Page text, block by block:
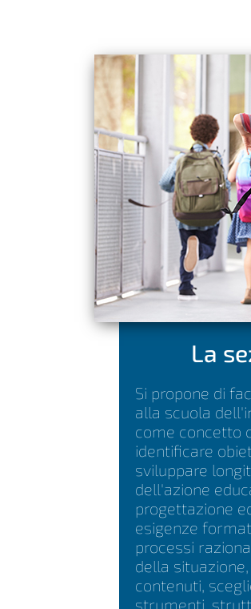
La
Si propone di
alla scuola
come concetto
identificare
sviluppare
dell'azione
progettazione
esigenze
processi
della
contenuti,
strumenti,